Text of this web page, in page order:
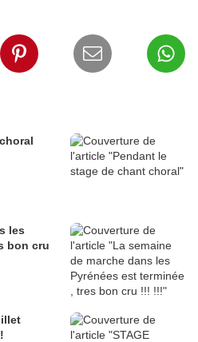
les
bon cru